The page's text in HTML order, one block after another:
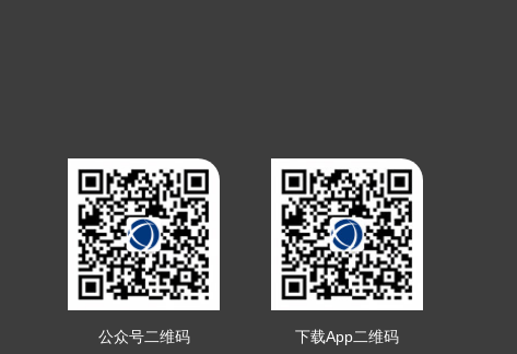
公众号二维码 下载App二维码